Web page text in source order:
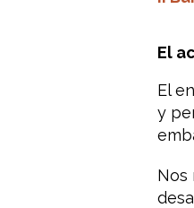
El
El
y
Nos